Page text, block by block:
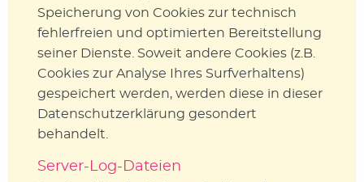
Speicherung von Cookies zur technisch
fehlerfreien und optimierten Bereitstellung
seiner Dienste. Soweit andere Cookies (z.B.
Cookies zur Analyse Ihres Surfverhaltens)
gespeichert werden, werden diese in dieser
Datenschutzerklärung gesondert
behandelt.
Server-Log-Dateien